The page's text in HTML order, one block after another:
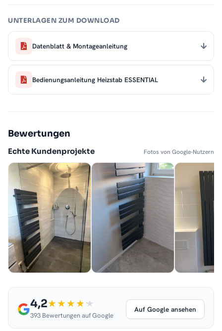
UNTERLAGEN ZUM DOWNLOAD
Datenblatt & Montageanleitung
Bedienungsanleitung Heizstab ESSENTIAL
Bewertungen
Echte Kundenprojekte Fotos von Google-Nutzern
4,2
393 Bewertungen auf Google
Auf Google ansehen